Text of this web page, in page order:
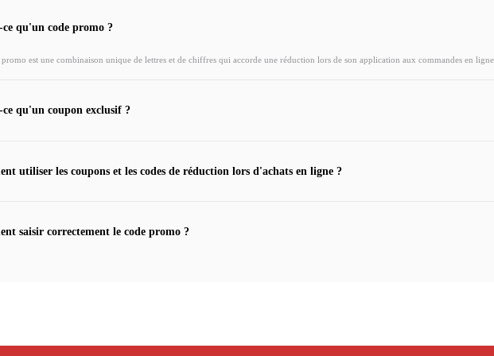
ce qu'un code promo ?
est une combinaison unique de lettres et de chiffres qui accorde une réduction lors de son application aux commandes en
ce qu'un coupon exclusif ?
utiliser les coupons et les codes de réduction lors d'achats en ligne ?
saisir correctement le code promo ?